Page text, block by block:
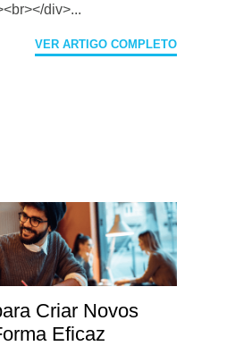
div>...
VER ARTIGO COMPLETO
Criar Novos
Eficaz